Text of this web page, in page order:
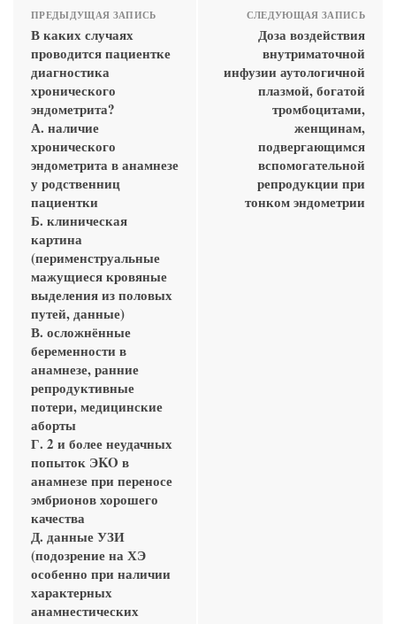
ПРЕДЫДУЩАЯ ЗАПИСЬ
В каких случаях
проводится пациентке
диагностика
хронического
эндометрита?
А. наличие
хронического
эндометрита в анамнезе
у родственниц
пациентки
Б. клиническая
картина
(перименструальные
мажущиеся кровяные
выделения из половых
путей, данные)
В. осложнённые
беременности в
анамнезе, ранние
репродуктивные
потери, медицинские
аборты
Г. 2 и более неудачных
попыток ЭKO в
анамнезе при переносе
эмбрионов хорошего
качества
Д. данные УЗИ
(подозрение на ХЭ
особенно при наличии
характерных
анамнестических
СЛЕДУЮЩАЯ ЗАПИСЬ
Доза воздействия
внутриматочной
инфузии аутологичной
плазмой, богатой
тромбоцитами,
женщинам,
подвергающимся
вспомогательной
репродукции при
тонком эндометрии